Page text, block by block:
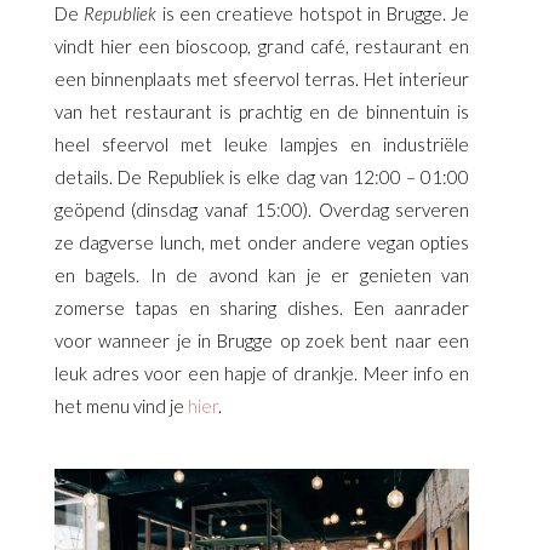
De Republiek is een creatieve hotspot in Brugge. Je
vindt hier een bioscoop, grand café, restaurant en
een binnenplaats met sfeervol terras. Het interieur
van het restaurant is prachtig en de binnentuin is
heel sfeervol met leuke lampjes en industriële
details. De Republiek is elke dag van 12:00 – 01:00
geöpend (dinsdag vanaf 15:00). Overdag serveren
ze dagverse lunch, met onder andere vegan opties
en bagels. In de avond kan je er genieten van
zomerse tapas en sharing dishes. Een aanrader
voor wanneer je in Brugge op zoek bent naar een
leuk adres voor een hapje of drankje. Meer info en
het menu vind je hier.